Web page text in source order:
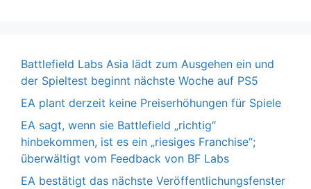
Battlefield Labs Asia lädt zum Ausgehen ein und
der Spieltest beginnt nächste Woche auf PS5
EA plant derzeit keine Preiserhöhungen für Spiele
EA sagt, wenn sie Battlefield „richtig“
hinbekommen, ist es ein „riesiges Franchise“;
überwältigt vom Feedback von BF Labs
EA bestätigt das nächste Veröffentlichungsfenster